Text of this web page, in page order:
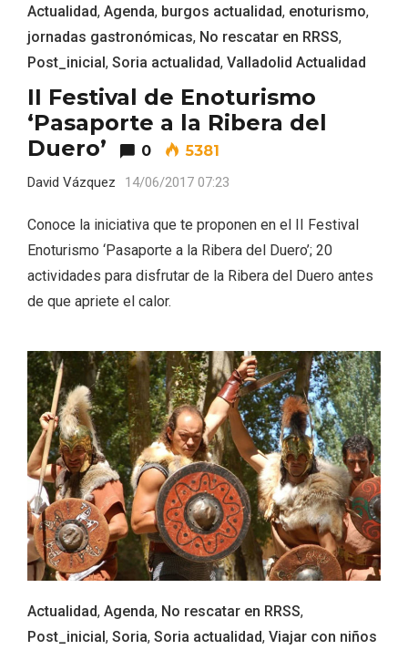
Actualidad, Agenda, burgos actualidad, enoturismo,
jornadas gastronómicas, No rescatar en RRSS,
Post_inicial, Soria actualidad, Valladolid Actualidad
II Festival de Enoturismo
‘Pasaporte a la Ribera del
Duero’
0 5381
David Vázquez 14/06/2017 07:23
Conoce la iniciativa que te proponen en el II Festival
Enoturismo ‘Pasaporte a la Ribera del Duero’; 20
actividades para disfrutar de la Ribera del Duero antes
de que apriete el calor.
Actualidad, Agenda, No rescatar en RRSS,
Post_inicial, Soria, Soria actualidad, Viajar con niños
VII Feria del Vino de Sotillo 2026 ‘Sotillo,
el Vino y Yo’